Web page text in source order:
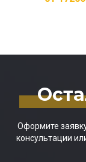
Оформите
консультации